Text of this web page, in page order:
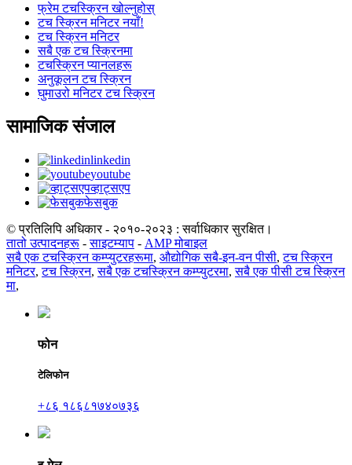
फ्रेम टचस्क्रिन खोल्नुहोस्
टच स्क्रिन मनिटर नयाँ!
टच स्क्रिन मनिटर
सबै एक टच स्क्रिनमा
टचस्क्रिन प्यानलहरू
अनुकूलन टच स्क्रिन
घुमाउरो मनिटर टच स्क्रिन
सामाजिक संजाल
linkedin
youtube
व्हाट्सएप
फेसबुक
© प्रतिलिपि अधिकार - २०१०-२०२३ : सर्वाधिकार सुरक्षित।
तातो उत्पादनहरू -साइटम्याप - AMP मोबाइल
सबै एक टचस्क्रिन कम्प्युटरहरूमा, औद्योगिक सबै-इन-वन पीसी,टच स्क्रिन
मनिटर,टच स्क्रिन,सबै एक टचस्क्रिन कम्प्युटरमा,सबै एक पीसी टच स्क्रिन
मा,
फोन
टेलिफोन
+८६ १८६८१७४०७३६